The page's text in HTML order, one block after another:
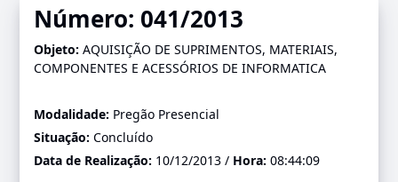
Número: 041/2013
Objeto:AQUISIÇÃO DE SUPRIMENTOS, MATERIAIS,
COMPONENTES E ACESSÓRIOS DE INFORMATICA
Modalidade: Pregão Presencial
Situação:Concluído
Data de Realização: 10/12/2013 / Hora:08:44:09